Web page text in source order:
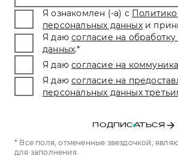
Я ознакомлен (-а) с
персональных данных и
Я даю согласие на
данных.*
Я даю согласие на
Я даю согласие на
персональных данных
ПОДПИСАТЬСЯ
* Все поля, отмеченные звездочкой,
для заполнения.